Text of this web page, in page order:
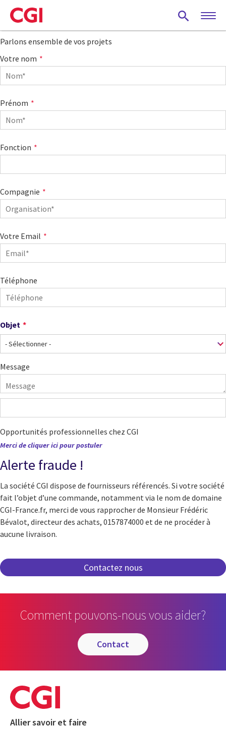
Skip
to
main
content
Parlons ensemble de vos projets
Votre nom
Prénom
Fonction
Compagnie
Votre Email
Téléphone
Objet
Objet
Message
Opportunités professionnelles chez CGI
Merci de cliquer ici pour postuler
Alerte fraude !
La société CGI dispose de fournisseurs référencés. Si votre société
fait l’objet d’une commande, notamment via le nom de domaine
CGI-France.fr, merci de vous rapprocher de Monsieur Frédéric
Bévalot, directeur des achats, 0157874000 et de ne procéder à
aucune livraison.
Comment pouvons-nous vous aider?
contact
Allier savoir et faire